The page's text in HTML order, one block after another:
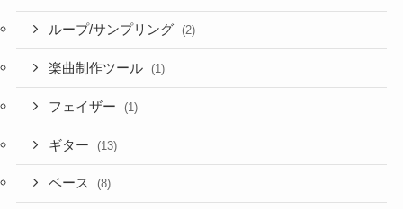
ループ/サンプリング (2)
楽曲制作ツール (1)
フェイザー (1)
ギター (13)
ベース (8)